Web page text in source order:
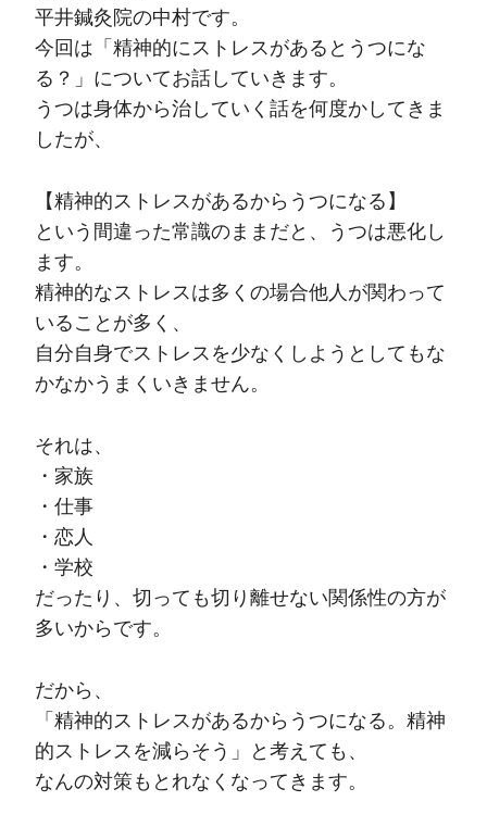
平井鍼灸院の中村です。
今回は「精神的にストレスがあるとうつにな
る？」についてお話していきます。
うつは身体から治していく話を何度かしてきま
したが、
【精神的ストレスがあるからうつになる】
という間違った常識のままだと、うつは悪化し
ます。
精神的なストレスは多くの場合他人が関わって
いることが多く、
自分自身でストレスを少なくしようとしてもな
かなかうまくいきません。
それは、
・家族
・仕事
・恋人
・学校
だったり、切っても切り離せない関係性の方が
多いからです。
だから、
「精神的ストレスがあるからうつになる。精神
的ストレスを減らそう」と考えても、
なんの対策もとれなくなってきます。